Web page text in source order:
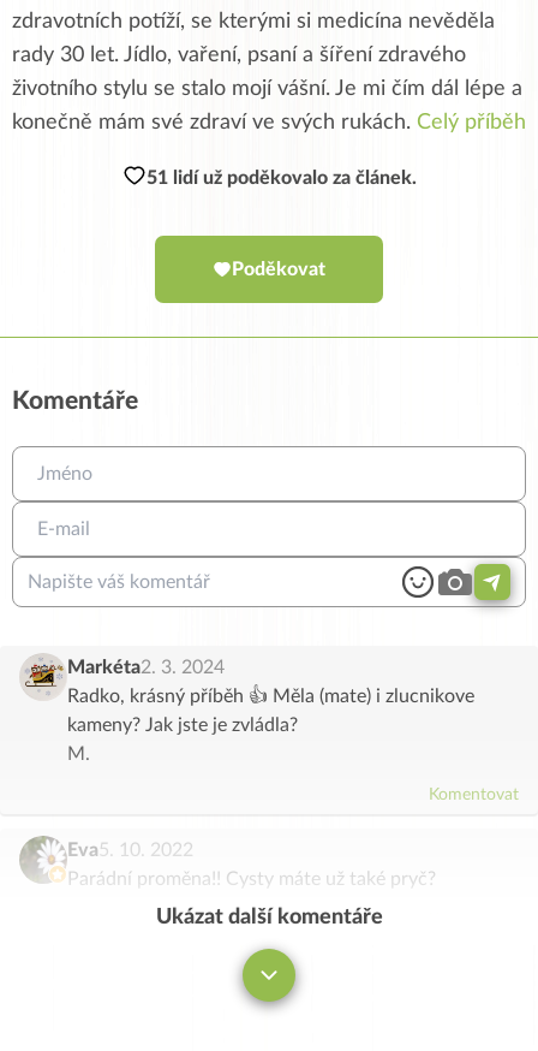
zdravotních potíží, se kterými si medicína nevěděla
rady 30 let. Jídlo, vaření, psaní a šíření zdravého
životního stylu se stalo mojí vášní. Je mi čím dál lépe a
konečně mám své zdraví ve svých rukách. Celý příběh
51 lidí už poděkovalo za článek.
Poděkovat
Komentáře
Markéta2. 3. 2024
Radko, krásný příběh 👍 Měla (mate) i zlucnikove
kameny? Jak jste je zvládla?
M.
Komentovat
Eva5. 10. 2022
Parádní proměna!! Cysty máte už také pryč?
Ukázat další komentáře